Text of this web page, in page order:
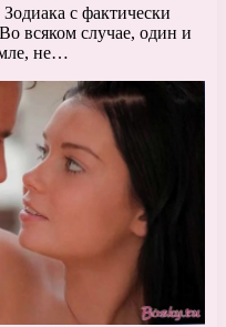
с фактически
всяком случае, один и
не…